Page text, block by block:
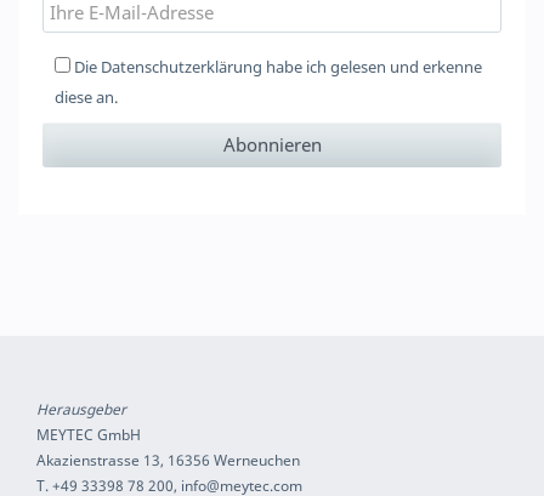
Die Datenschutzerklärung habe ich gelesen und erkenne
diese an.
Herausgeber
MEYTEC GmbH
Akazienstrasse 13, 16356 Werneuchen
T. +49 33398 78 200, info@meytec.com